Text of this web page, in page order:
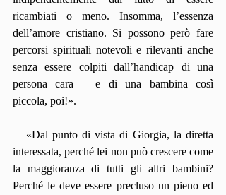
ricambiati o meno. Insomma, l’essenza
dell’amore cristiano. Si possono però fare
percorsi spirituali notevoli e rilevanti anche
senza essere colpiti dall’handicap di una
persona cara – e di una bambina così
piccola, poi!».
interessata, perché lei non può crescere come
la maggioranza di tutti gli altri bambini?
Perché le deve essere precluso un pieno ed